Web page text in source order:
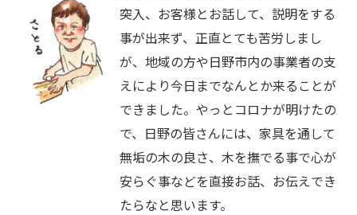
突入、お客様とお話して、説明をする
事が出来ず、正直とても苦労しまし
が、地域の方や日野市内の事業者の支
えにより今日までなんとか来ることが
できました。やっとコロナが明けたの
で、日野の皆さんには、家具を通して
無垢の木の良さ、木を撫でる事で心が
安らぐ事などを直接お話、お伝えでき
たらなと思います。